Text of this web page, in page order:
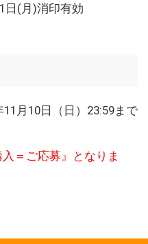
日(月)消印有効
11月10日（日）23:59まで
＝ご応募』となりま